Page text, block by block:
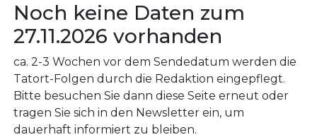
Noch keine Daten zum
27.11.2026 vorhanden
ca. 2-3 Wochen vor dem Sendedatum werden die
Tatort-Folgen durch die Redaktion eingepflegt.
Bitte besuchen Sie dann diese Seite erneut oder
tragen Sie sich in den Newsletter ein, um
dauerhaft informiert zu bleiben.